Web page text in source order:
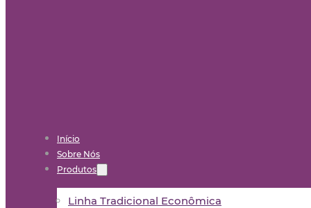
Início
Sobre Nós
Produtos
Linha Tradicional Econômica